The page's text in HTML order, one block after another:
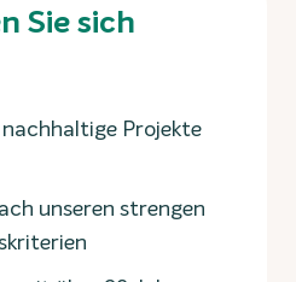
Sie sich
Projekte
unseren strengen